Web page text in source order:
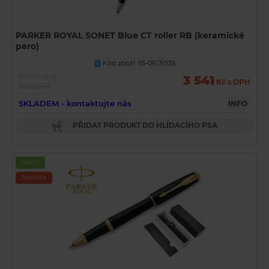
PARKER ROYAL SONET Blue CT roller RB (keramické
pero)
U Kód zboží: 55-06/31535
3 541 Kč s DPH
SKLADEM - kontaktujte nás INFO
PŘIDAT PRODUKT DO HLÍDACÍHO PSA
Akční
Novinka